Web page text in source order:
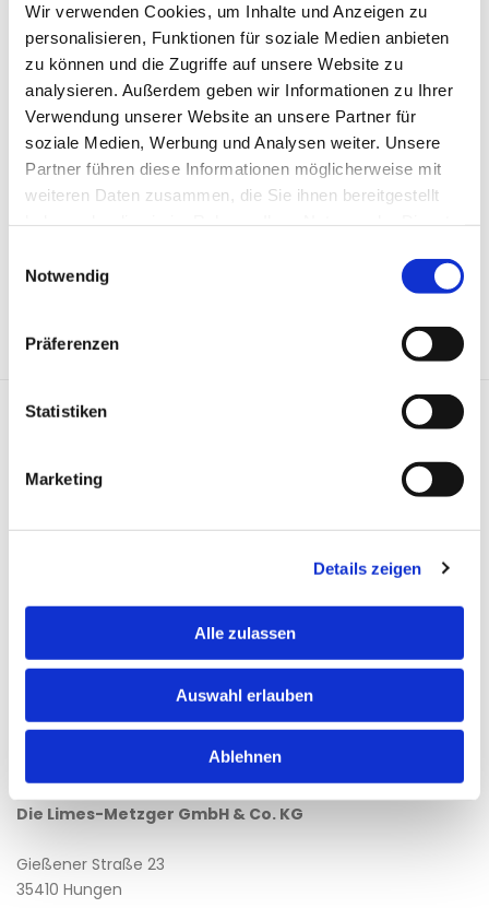
Wir verwenden Cookies, um Inhalte und Anzeigen zu
personalisieren, Funktionen für soziale Medien anbieten
zu können und die Zugriffe auf unsere Website zu
analysieren. Außerdem geben wir Informationen zu Ihrer
Verwendung unserer Website an unsere Partner für
soziale Medien, Werbung und Analysen weiter. Unsere
Partner führen diese Informationen möglicherweise mit
weiteren Daten zusammen, die Sie ihnen bereitgestellt
Notwendig
Präferenzen
Statistiken
Marketing
Details zeigen
Alle zulassen
Auswahl erlauben
Ablehnen
Geschäftsführer:
Klaus Schwing
Marco Schwing
Registergericht: Amtsgericht Gießen, HRA 4503
Anfahrt
Bitte akzeptieren Sie Marketing-Cookies,
Die Limes-Metzger GmbH & Co. KG
Gießener Straße 23
35410 Hungen